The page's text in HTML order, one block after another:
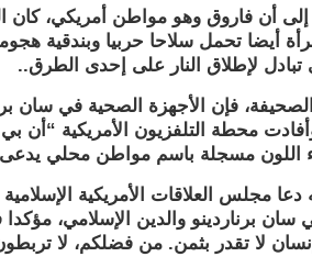
أن فاروق وهو مواطن أمريكي، كان
أيضا تحمل سلاحا حربيا وبندقية
لإطلاق النار على إحدى الطرق..
فإن الأجهزة الصحية في سان
محطة التلفزيون الأمريكية “أن
اللون مسجلة باسم مواطن محلي
دعا مجلس العلاقات الأمريكية
سان برناردينو والدين الإسلامي،
لا تقدر بثمن. من فضلكم، لا